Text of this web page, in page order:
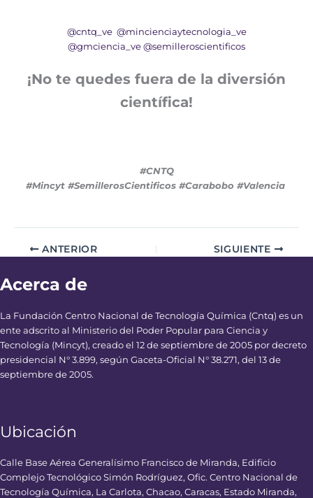
@cntq_ve @mincienciaytecnologia_ve
@gmciencia_ve @semilleroscientificos
¡No te quedes fuera de la diversión
científica!
#CNTQ
#Mincyt #SemillerosCientificos #Carabobo #Valencia
ANTERIOR SIGUIENTE
Acerca de
La Fundación Centro Nacional de Tecnología Química (Cntq) es un
ente adscrito al Ministerio del Poder Popular para Ciencia y
Tecnología (Mincyt), creado el 12 de septiembre de 2005 por decreto
presidencial N° 3.899, según Gaceta-Oficial N° 38.271, del 13 de
septiembre de 2005.
Ubicación
Calle Base Aérea Generalísimo Francisco de Miranda, Edificio
Complejo Tecnológico Simón Rodríguez, Ofic. Centro Nacional de
Tecnología Química, La Carlota, Chacao, Caracas, Estado Miranda,